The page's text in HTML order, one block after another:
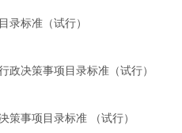
录标准（试行）
政决策事项目录标准（试行）
策事项目录标准 （试行）